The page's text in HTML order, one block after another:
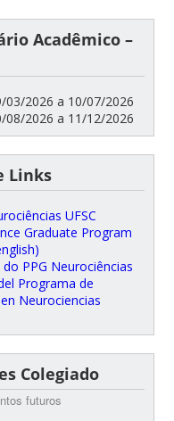
Acadêmico –
03/2026 a 10/07/2026
08/2026 a 11/12/2026
Links
UFSC
Graduate Program
PPG Neurociências
Programa de
Neurociencias
Colegiado
futuros